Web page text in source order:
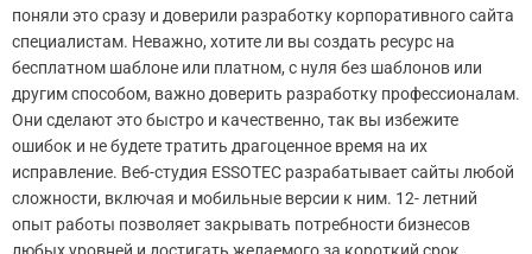
поняли это сразу и доверили разработку корпоративного сайта
специалистам. Неважно, хотите ли вы создать ресурс на
бесплатном шаблоне или платном, с нуля без шаблонов или
другим способом, важно доверить разработку профессионалам.
Они сделают это быстро и качественно, так вы избежите
ошибок и не будете тратить драгоценное время на их
исправление. Веб-студия ESSOTEC разрабатывает сайты любой
сложности, включая и мобильные версии к ним. 12- летний
опыт работы позволяет закрывать потребности бизнесов
любых уровней и достигать желаемого за короткий срок.